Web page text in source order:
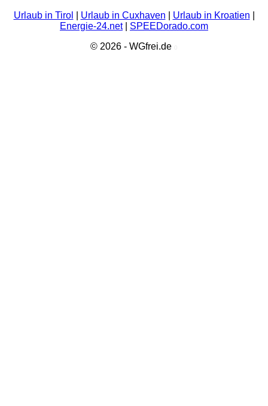
Urlaub in Tirol Urlaub in Cuxhaven Urlaub in Kroatien
Energie-24.net| SPEEDorado.com
© 2026 - WGfrei.de